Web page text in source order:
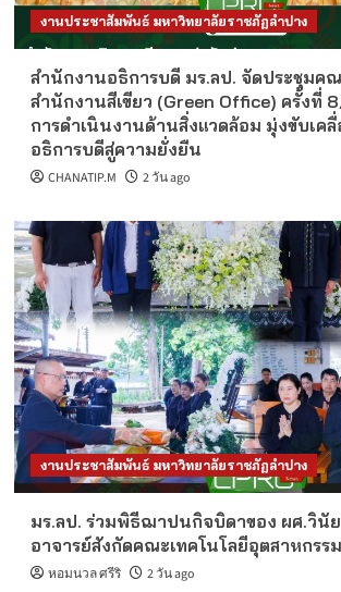
งานประชาสัมพันธ์ มหาวิทยาลัยราชภัฏลำปาง
สำนักงานอธิการบดี มร.ลป. จัดประชุมค
สำนักงานสีเขียว (Green Office) ครั้งที่
การดำเนินงานด้านสิ่งแวดล้อม มุ่งขับเค
อธิการบดีสู่ความยั่งยืน
CHANATIP.M 2 วัน ago
งานประชาสัมพันธ์ มหาวิทยาลัยราชภัฏลำปาง
มร.ลป. ร่วมพิธีฌาปนกิจบิดาของ ผศ.วินั
อาจารย์สังกัดคณะเทคโนโลยีอุตสาหกรรม
หอมนวล ศรีริ 2 วัน ago